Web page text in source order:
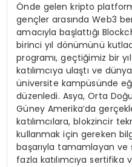
Önde gelen kripto
gençler arasında Web3
amacıyla başlattığı
birinci yıl dönümünü
programı, geçtiğimiz bir
katılımcıya ulaştı ve
üniversite kampüsünde
düzenledi. Asya, Orta
Güney Amerika’da
katılımcılara, blokzincir
kullanmak için gereken
başarıyla tamamlayan ve
fazla katılımcıya sertifika